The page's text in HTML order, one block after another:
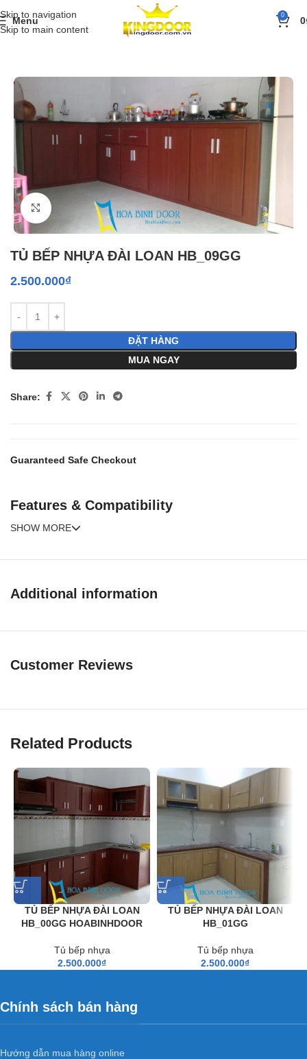
Skip to navigation
Skip to main content
Menu 0 0
Trang chủ» Sản phẩm Tủ bếp nhựa»TỦ BẾP NHỰA ĐÀI LOAN
Click to enlarge
TỦ BẾP NHỰA ĐÀI LOAN HB_09GG
2.500.000₫
ĐẶT HÀNG
MUA NGAY
Share:
Guaranteed Safe Checkout
Features & Compatibility
SHOW MORE
Additional information
Customer Reviews
Related Products
TỦ BẾP NHỰA ĐÀI LOAN
HB_00GG HOABINHDOOR
Tủ bếp nhựa
2.500.000₫
TỦ BẾP NHỰA ĐÀI LOAN
HB_01GG
Tủ bếp nhựa
2.500.000₫
Chính sách bán hàng
Hướng dẫn mua hàng online